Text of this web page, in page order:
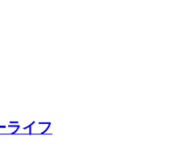
ライフ